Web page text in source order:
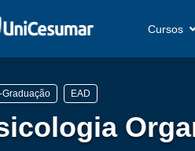
Cursos
Graduação EAD